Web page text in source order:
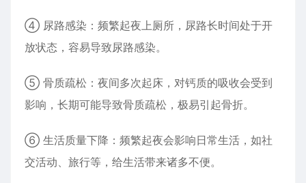
④ 尿路感染：频繁起夜上厕所，尿路长时间处于开
放状态，容易导致尿路感染。
⑤ 骨质疏松：夜间多次起床，对钙质的吸收会受到
影响，长期可能导致骨质疏松，极易引起骨折。
⑥ 生活质量下降：频繁起夜会影响日常生活，如社
交活动、旅行等，给生活带来诸多不便。